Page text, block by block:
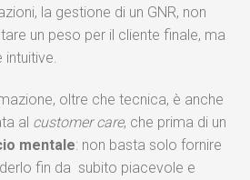
la gestione di un GNR, non
un peso per il cliente finale, ma
intuitive.
oltre che tecnica, è anche
al customer care, che prima di un
mentale: non basta solo fornire
fin da subito piacevole e